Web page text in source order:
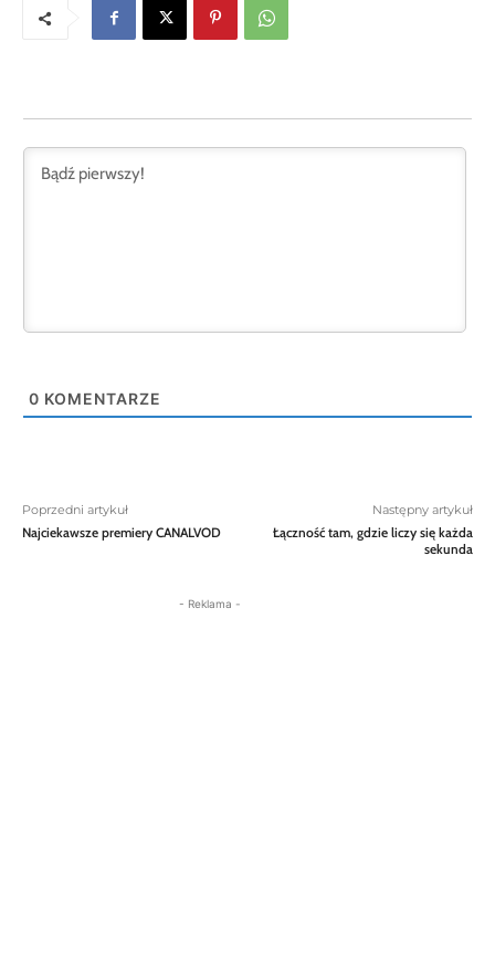
0 KOMENTARZE
Poprzedni artykuł
Najciekawsze premiery CANALVOD
Następny artykuł
Łączność tam, gdzie liczy się każda
sekunda
- Reklama -